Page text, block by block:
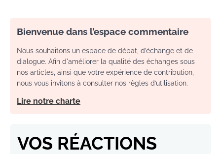
Bienvenue dans l’espace commentaire
Nous souhaitons un espace de débat, d’échange et de
dialogue. Afin d'améliorer la qualité des échanges sous
nos articles, ainsi que votre expérience de contribution,
nous vous invitons à consulter nos règles d’utilisation.
Lire notre charte
VOS RÉACTIONS